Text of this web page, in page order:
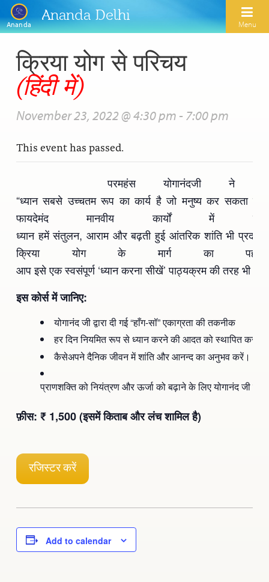
Ananda
Ananda Delhi
Menu
Search
Home
About Us
Our Spiritual Lineage
Paramhansa Yogananda
Swami Kriyananda
Nayaswamis Jyotish and Devi
Paramhansa Yogananda Public Charitable Trust
Activities
Ananda Yoga
Meditation
Healing Prayers
Spiritual Sundays for Children
Corporate Workshops
School/University Programs
Blogs
Podcasts
Calendar
Learn Chanting
For Joy I Live Magazine
Contact
Donate
Donate
क्रिया योग से परिचय
(हिंदी में)
November 23, 2022 @ 4:30 pm - 7:00 pm
This event has passed.
परमहंस योगानंदजी ने
“ध्यान सबसे उच्चतम रूप का कार्य है जो मनुष्य कर सकता
फायदेमंद मानवीय कार्यों
ध्यान हमें संतुलन, आराम और बढ़ती हुई आंतरिक शांति भी
क्रिया योग के मार्ग का
आप इसे एक स्वसंपूर्ण ‘ध्यान करना सीखें’ पाठ्यक्रम की तरह भी
इस कोर्स में जानिए:
योगानंद जी द्वारा दी गई “हाँग-सॉ” एकाग्रता की तकनीक
हर दिन नियमित रूप से ध्यान करने की आदत को स्थापित करना
कैसेअपने दैनिक जीवन में शांति और आनन्द का अनुभव करें।
प्राणशक्ति को नियंत्रण और ऊर्जा को बढ़ाने के लिए योगानंद जी के
फ़ीस: ₹ 1,500 (इसमें किताब और लंच शामिल है)
रजिस्टर करें
Add to calendar